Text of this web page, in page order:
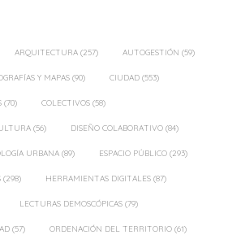
ARQUITECTURA (257) AUTOGESTIÓN (59)
Y MAPAS (90) CIUDAD (553)
(70) COLECTIVOS (58)
(56) DISEÑO COLABORATIVO (84)
URBANA (89) ESPACIO PÚBLICO (293)
(298) HERRAMIENTAS DIGITALES (87)
LECTURAS DEMOSCÓPICAS (79)
(57) ORDENACIÓN DEL TERRITORIO (61)